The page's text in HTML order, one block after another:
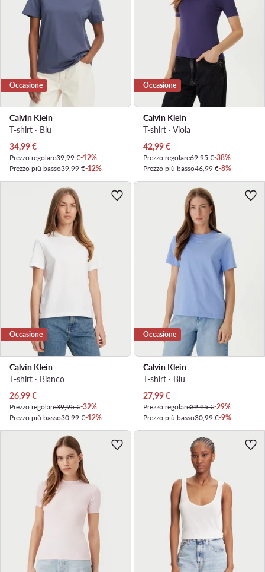
Occasione
Calvin Klein
T-shirt · Blu
Prezzo attuale
34,99€
Prezzo regolare39,99 €-12%
Prezzo più basso39,99 €-12%
Occasione
Calvin Klein
T-shirt · Viola
Prezzo attuale
42,99€
Prezzo regolare69,95 €-38%
Prezzo più basso46,99 €-8%
Occasione
Calvin Klein
T-shirt · Bianco
Prezzo attuale
26,99€
Prezzo regolare39,95 €-32%
Prezzo più basso30,99 €-12%
Occasione
Calvin Klein
T-shirt · Blu
Prezzo attuale
27,99€
Prezzo regolare39,95 €-29%
Prezzo più basso30,99 €-9%